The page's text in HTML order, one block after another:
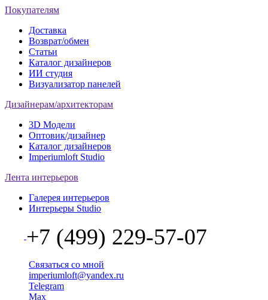
Покупателям
Доставка
Возврат/обмен
Статьи
Каталог дизайнеров
ИИ студия
Визуализатор панелей
Дизайнерам/архитекторам
3D Модели
Оптовик/дизайнер
Каталог дизайнеров
Imperiumloft Studio
Лента интерьеров
Галерея интерьеров
Интерьеры Studio
+7 (499) 229-57-07
Связаться со мной
imperiumloft@yandex.ru
Telegram
Max